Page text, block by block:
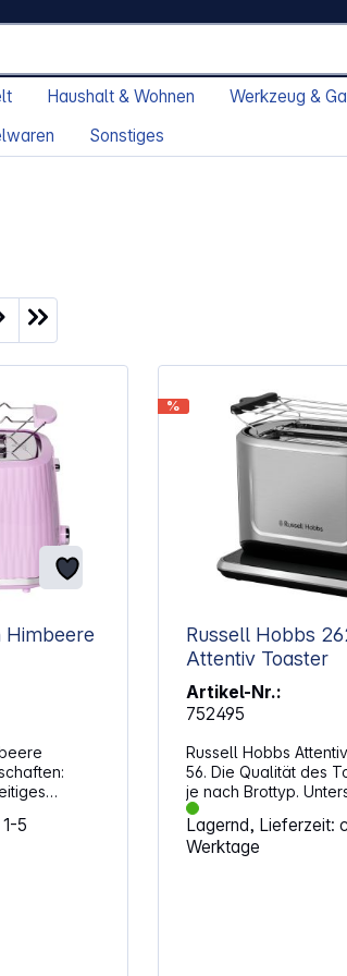
Haushalt & Wohnen Werkzeug &
Sonstiges
6
5
%
Russell Hobbs
Attentiv Toaster
Artikel-Nr.:
752495
Russell Hobbs
56. Die Qualität des
je nach Brottyp.
Feuchte, Dicke,
Frische beeinflussen,
getoastet wird, was
Lagernd, Lieferzeit:
Werktage